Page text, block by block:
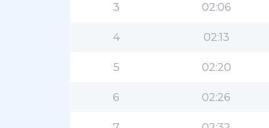
3 02:06
4 02:13
5 02:20
6 02:26